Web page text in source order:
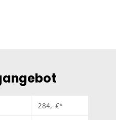
284,- €*